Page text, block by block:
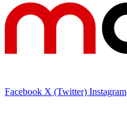
Facebook X (Twitter) Instagram